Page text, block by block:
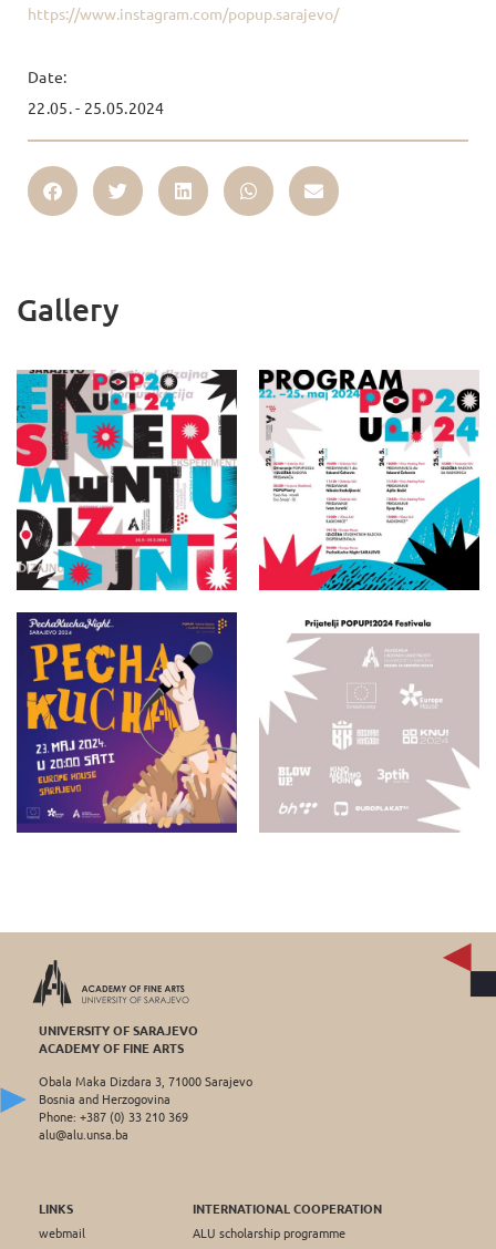
https://www.instagram.com/popup.sarajevo/
Date:
22.05. - 25.05.2024
Gallery
UNIVERSITY OF SARAJEVO
ACADEMY OF FINE ARTS
Obala Maka Dizdara 3, 71000 Sarajevo
Bosnia and Herzogovina
Phone: +387 (0) 33 210 369
alu@alu.unsa.ba
LINKS
webmail
INTERNATIONAL COOPERATION
ALU scholarship programme